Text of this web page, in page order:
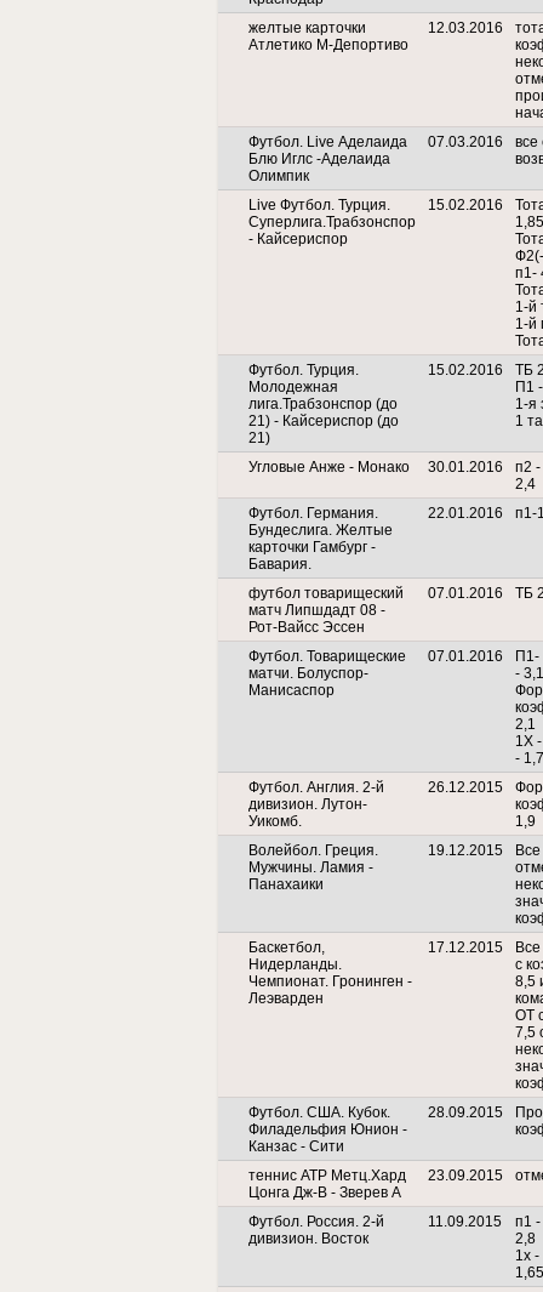
желтые карточки
Атлетико М-Депортиво
12.03.2016
Футбол. Live Аделаида
Блю Иглс -Аделаида
Олимпик
07.03.2016
все
Live Футбол. Турция.
Суперлига.Трабзонспор
- Кайсериспор
15.02.2016
1,85
п1-
1-й
1-й
Футбол. Турция.
Молодежная
лига.Трабзонспор (до
21) - Кайсериспор (до
21)
15.02.2016
ТБ
П1
1-я
1
Угловые Анже - Монако 30.01.2016
п2
2,4
Футбол. Германия.
Бундеслига. Желтые
карточки Гамбург -
Бавария.
22.01.2016 п1-
футбол товарищеский
матч Липшдадт 08 -
Рот-Вайсс Эссен
07.01.2016 ТБ
Футбол. Товарищеские
матчи. Болуспор-
Манисаспор
07.01.2016
П1-
- 3,1
2,1
1Х
- 1,7
Футбол. Англия. 2-й
дивизион. Лутон-
Уикомб.
26.12.2015
1,9
Волейбол. Греция.
Мужчины. Ламия -
Панахаики
19.12.2015
Баскетбол,
Нидерланды.
Чемпионат. Гронинген -
Леэварден
17.12.2015
с
8,5
ОТ
7,5
Футбол. США. Кубок.
Филадельфия Юнион -
Канзас - Сити
28.09.2015
теннис ATP Метц.Хард
Цонга Дж-В - Зверев А
23.09.2015
Футбол. Россия. 2-й
дивизион. Восток
11.09.2015
п1
2,8
1х
1,65